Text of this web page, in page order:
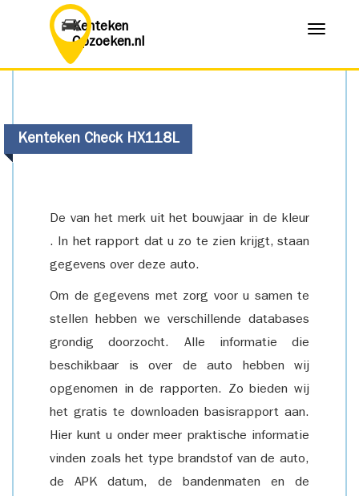
Kenteken
Opzoeken.nl
Menu
Kenteken Check HX118L
De van het merk uit het bouwjaar in de kleur
. In het rapport dat u zo te zien krijgt, staan
gegevens over deze auto.
Om de gegevens met zorg voor u samen te
stellen hebben we verschillende databases
grondig doorzocht. Alle informatie die
beschikbaar is over de auto hebben wij
opgenomen in de rapporten. Zo bieden wij
het gratis te downloaden basisrapport aan.
Hier kunt u onder meer praktische informatie
vinden zoals het type brandstof van de auto,
de APK datum, de bandenmaten en de